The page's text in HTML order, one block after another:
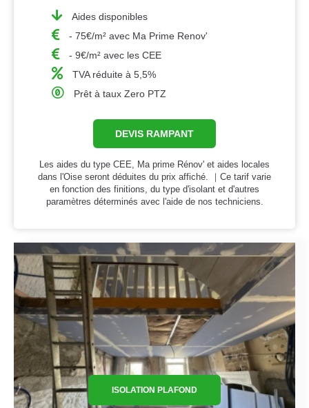
Aides disponibles
- 75€/m² avec Ma Prime Renov'
- 9€/m² avec les CEE
TVA réduite à 5,5%
Prêt à taux Zero PTZ
DEVIS RAMPANT
Les aides du type CEE, Ma prime Rénov' et aides locales
dans l'Oise seront déduites du prix affiché. ｜Ce tarif varie
en fonction des finitions, du type d'isolant et d'autres
paramètres déterminés avec l'aide de nos techniciens.
ISOLATION PLAFOND